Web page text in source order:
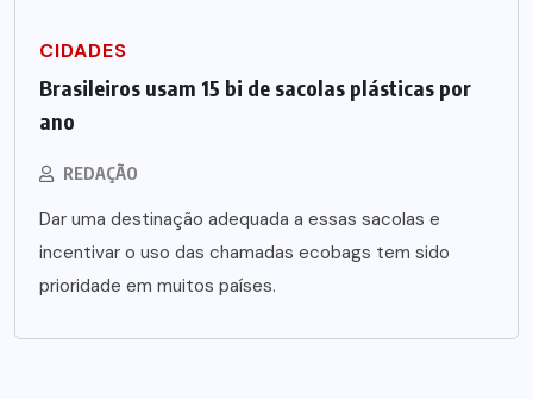
CIDADES
Brasileiros usam 15 bi de sacolas plásticas por
ano
REDAÇÃO
Dar uma destinação adequada a essas sacolas e
incentivar o uso das chamadas ecobags tem sido
prioridade em muitos países.